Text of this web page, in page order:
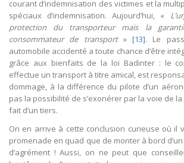
courant d’indemnisation des victimes et la
spéciaux d’indemnisation. Aujourd’hui, «
protection du transporteur mais la
consommateur de transport» [13]. Le
automobile accidenté a toute chance d’être
grâce aux bienfaits de la loi Badinter : le
effectue un transport à titre amical, est
dommage, à la différence du pilote d’un
pas la possibilité de s’exonérer par la voie de
fait d’un tiers.
On en arrive à cette conclusion curieuse où il
promenade en quad que de monter à bord
d’agrément ! Aussi, on ne peut que